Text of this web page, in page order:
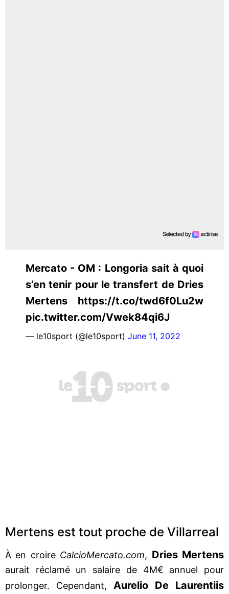
Mercato - OM : Longoria sait à quoi
s’en tenir pour le transfert de Dries
Mertens https://t.co/twd6f0Lu2w
pic.twitter.com/Vwek84qi6J
— le10sport (@le10sport) June 11, 2022
Mertens est tout proche de Villarreal
À en croire CalcioMercato.com, Dries Mertens
aurait réclamé un salaire de 4M€ annuel pour
prolonger. Cependant, Aurelio De Laurentiis